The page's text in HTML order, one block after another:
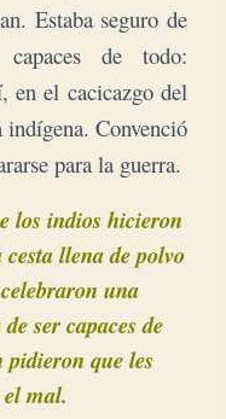
Estaba seguro de
de todo:
en el cacicazgo del
Convenció
para la guerra.
los indios hicieron
llena de polvo
una
ser capaces de
que les
mal.